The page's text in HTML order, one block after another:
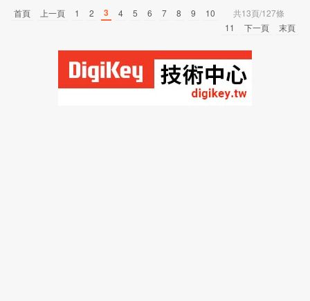
共13頁/127條
首頁 上一頁 1 2 3 4 5 6 7 8 9
10
11
下一頁 末頁